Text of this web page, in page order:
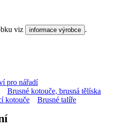
viz informace výrobce .
pro nářadí
Brusné kotouče, brusná tělíska
kotouče Brusné talíře